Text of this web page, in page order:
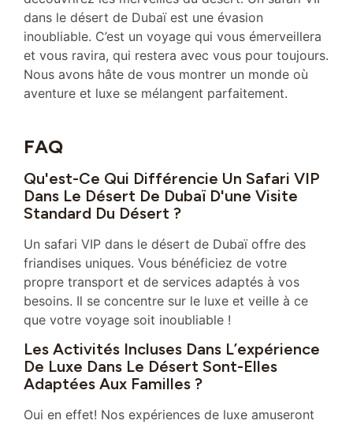
dans le désert de Dubaï est une évasion
inoubliable. C’est un voyage qui vous émerveillera
et vous ravira, qui restera avec vous pour toujours.
Nous avons hâte de vous montrer un monde où
aventure et luxe se mélangent parfaitement.
FAQ
Qu'est-Ce Qui Différencie Un Safari VIP
Dans Le Désert De Dubaï D'une Visite
Standard Du Désert ?
Un safari VIP dans le désert de Dubaï offre des
friandises uniques. Vous bénéficiez de votre
propre transport et de services adaptés à vos
besoins. Il se concentre sur le luxe et veille à ce
que votre voyage soit inoubliable !
Les Activités Incluses Dans L’expérience
De Luxe Dans Le Désert Sont-Elles
Adaptées Aux Familles ?
Oui en effet! Nos expériences de luxe amuseront